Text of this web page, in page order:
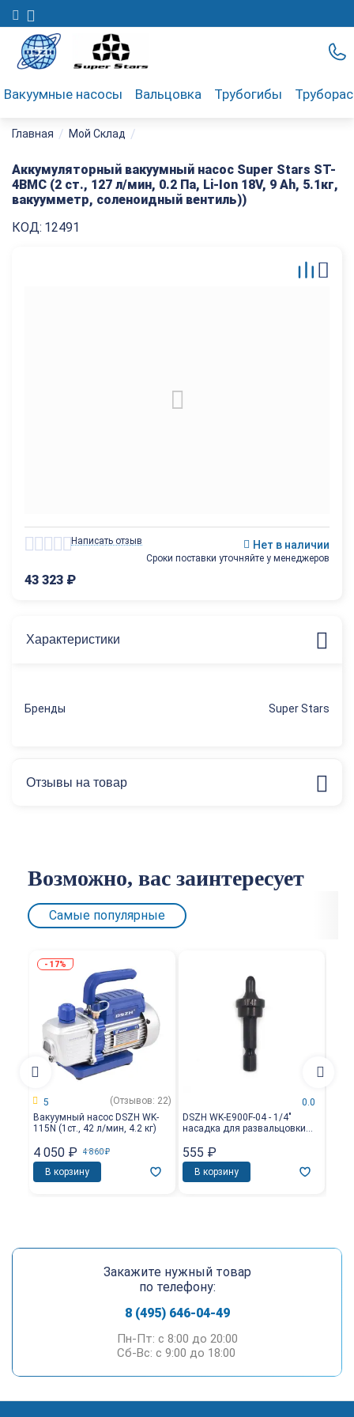
Вакуумные насосы Вальцовка Трубогибы
Главная / Мой Склад /
Аккумуляторный вакуумный насос Super Stars ST-
4BMC (2 ст., 127 л/мин, 0.2 Па, Li-Ion 18V, 9 Ah, 5.1кг,
вакуумметр, соленоидный вентиль))
КОД: 12491
Написать отзыв Нет в наличии
Сроки поставки уточняйте у менеджеров
43 323 ₽
Характеристики
Бренды Super Stars
Отзывы на товар
Возможно, вас заинтересует
Самые популярные
17%
Вакуумный насос DSZH WK-
115N (1ст., 42 л/мин, 4.2 кг)
(Отзывов: 22)
5
4 860₽
4 050 ₽
В корзину
DSZH WK-E900F-04 - 1/4"
насадка для развальцовки
0.0
555 ₽
В корзину
Закажите нужный товар
по телефону:
8 (495) 646-04-49
Пн-Пт: c 8:00 до 20:00
Сб-Вс: c 9:00 до 18:00